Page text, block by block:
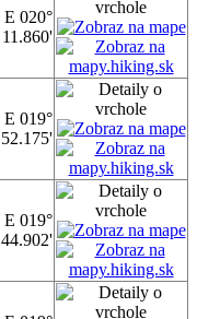
E 020°
11.860'
E 019°
52.175'
E 019°
44.902'